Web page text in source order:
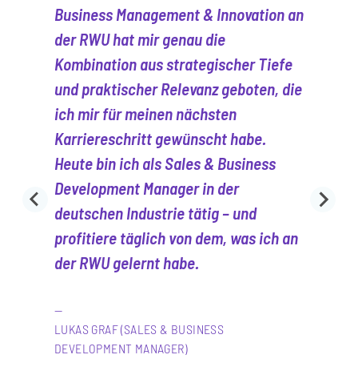
Business Management & Innovation an
der RWU hat mir genau die
Kombination aus strategischer Tiefe
und praktischer Relevanz geboten, die
ich mir für meinen nächsten
Karriereschritt gewünscht habe.
Heute bin ich als Sales & Business
Development Manager in der
deutschen Industrie tätig – und
profitiere täglich von dem, was ich an
der RWU gelernt habe.
LUKAS GRAF (SALES & BUSINESS
DEVELOPMENT MANAGER)